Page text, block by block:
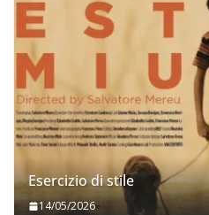
Esercizio di stile
14/05/2026